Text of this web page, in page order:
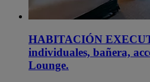
HABITACIÓN
individuales, bañera,
Lounge.